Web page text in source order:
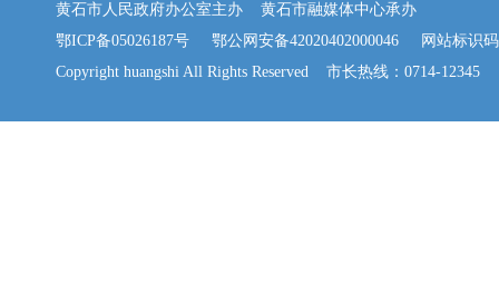
黄石市人民政府办公室主办 黄石市融媒体中心承办
鄂ICP备05026187号
鄂公网安备42020402000046 网站标识码
Copyright huangshi All Rights Reserved 市长热线：0714-12345